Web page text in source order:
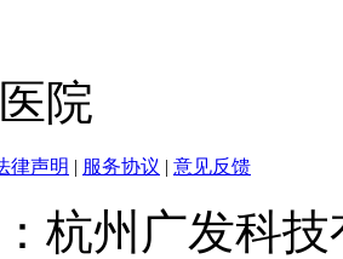
院
律声明 | 服务协议 | 意见反馈
杭州广发科